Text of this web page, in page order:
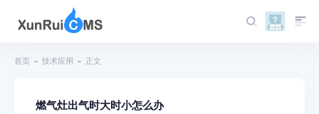
首页 技术应用 正文
燃气灶出气时大时小怎么办